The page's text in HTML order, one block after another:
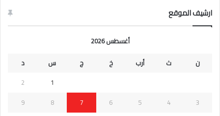
ارشيف الموقع
أغسطس 2026
ن
ث أرب خ ج س
د
1
2
3
4
5
6
7
8
9